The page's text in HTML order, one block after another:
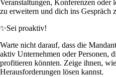
Veranstaltungen, Konferenzen
zu erweitern und dich ins Gespräch
✨Sei proaktiv!
Warte nicht darauf, dass die
aktiv Unternehmen oder Personen,
profitieren könnten. Zeige ihnen,
Herausforderungen lösen kannst.